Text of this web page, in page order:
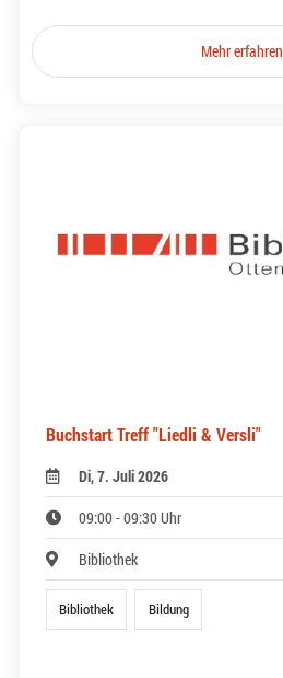
Mehr erfahren
Buchstart Treff "Liedli & Versli"
Di, 7. Juli 2026
09:00 - 09:30 Uhr
Bibliothek
Bibliothek Bildung